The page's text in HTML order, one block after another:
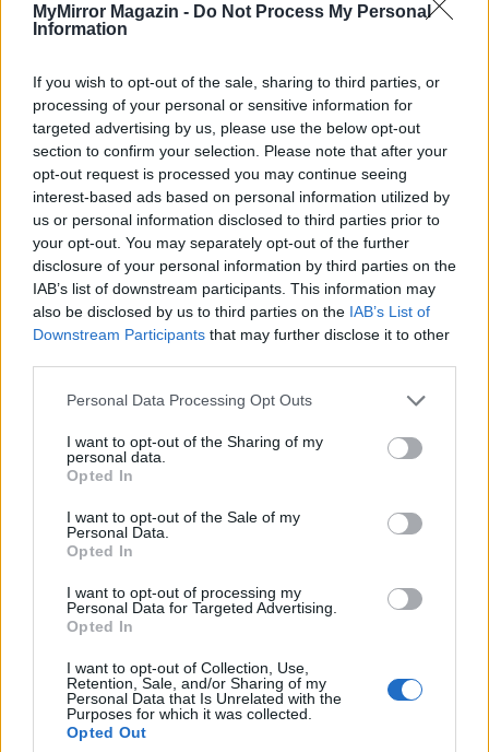
MyMirror Magazin - Do Not Process My Personal
Information
If you wish to opt-out of the sale, sharing to third parties, or
processing of your personal or sensitive information for
targeted advertising by us, please use the below opt-out
section to confirm your selection. Please note that after your
opt-out request is processed you may continue seeing
interest-based ads based on personal information utilized by
us or personal information disclosed to third parties prior to
your opt-out. You may separately opt-out of the further
disclosure of your personal information by third parties on the
IAB’s list of downstream participants. This information may
also be disclosed by us to third parties on the IAB’s List of
Downstream Participants that may further disclose it to other
Personal Data Processing Opt Outs
I want to opt-out of the Sharing of my
personal data.
Opted In
I want to opt-out of the Sale of my
Personal Data.
Opted In
I want to opt-out of processing my
Personal Data for Targeted Advertising.
Opted In
I want to opt-out of Collection, Use,
Retention, Sale, and/or Sharing of my
Personal Data that Is Unrelated with the
Purposes for which it was collected.
Opted Out
Minka 11. rész
T. szereti a fiatal lányokat 14. rész
Pedig szóltam… – Miért nem hiszünk a
nőknek, amikor segítséget kérnek?
A legidegesítőbb kifejezések laza
Woody Allen megosztó zsenialitása